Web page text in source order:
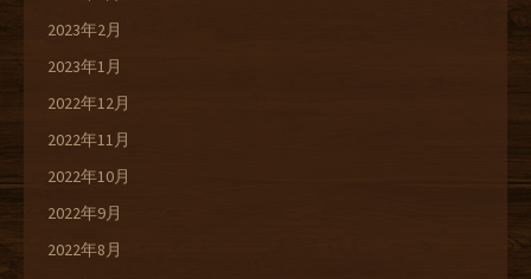
2023年2月
2023年1月
2022年12月
2022年11月
2022年10月
2022年9月
2022年8月